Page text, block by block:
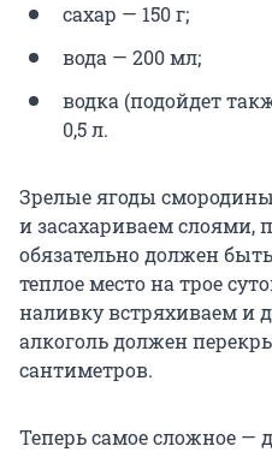
сахар — 150 г;
вода — 200 мл;
водка (подойдет
0,5 л.
Зрелые ягоды
и засахариваем слоями,
обязательно должен
теплое место на трое
наливку встряхиваем и
алкоголь должен
сантиметров.
Теперь самое сложное —